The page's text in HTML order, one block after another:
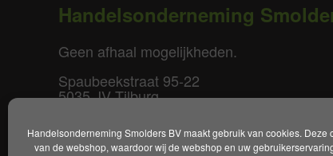
Handelsonderneming Smolders BV maakt gebruik van cookies.
van de webshop, waardoor wij de webshop en uw
Handelsonderneming
Geen afhaal mogelijkheden.
Spaubeekstraat 95-22
5035 JV Tilburg
T. +31(0)85-0640877
E.info@smoldersbv.nl